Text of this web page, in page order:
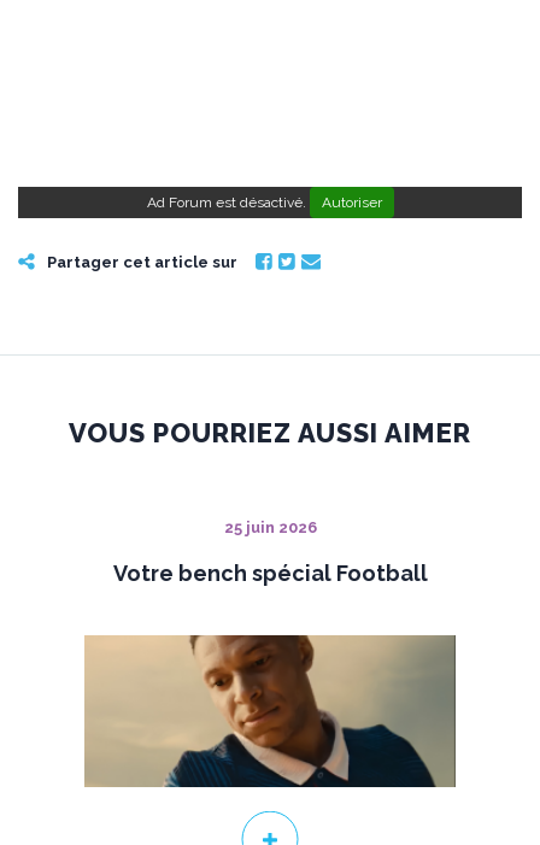
Ad Forum est désactivé. Autoriser
Partager cet article sur
VOUS POURRIEZ AUSSI AIMER
25 juin 2026
Votre bench spécial Football